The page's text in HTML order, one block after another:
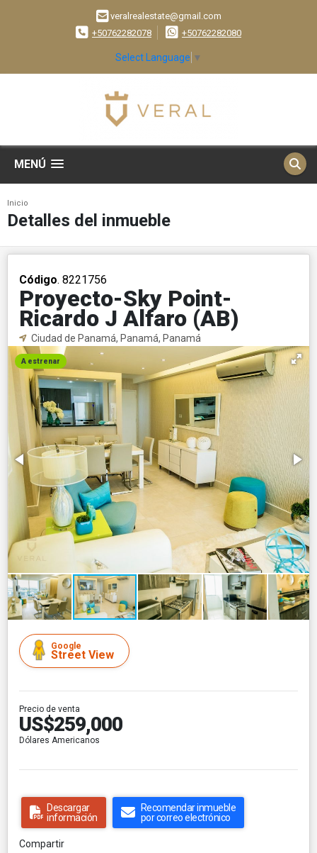
veralrealestate@gmail.com
+50762282078
+50762282080
Select Language ▼
MENÚ
Inicio
Detalles del inmueble
Código. 8221756
Proyecto-Sky Point-
Ricardo J Alfaro (AB)
Ciudad de Panamá, Panamá, Panamá
A estrenar
Google
Street View
Precio de venta
US$259,000
Dólares Americanos
Descargar
información
Recomendar inmueble
por correo electrónico
Compartir